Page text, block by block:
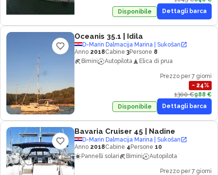
Disponibile
Dettagli barca
Oceanis 35.1 | Idila
D-Marin Dalmacija Marina | Sukošan
Anno 2018Cabine 3Persone 8
Bimini
Autopilota Elica di prua
Prezzo per 7 giorni
− 24%
1300 €988 €
Disponibile
Dettagli barca
Bavaria Cruiser 45 | Nadine
D-Marin Dalmacija Marina | Sukošan
Anno 2018Cabine 4 Persone 10
Pannelli solari
Bimini Autopilota
Prezzo per 7 giorni